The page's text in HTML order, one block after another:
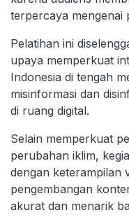
terpercaya mengenai
Pelatihan ini
upaya memperkuat
Indonesia di tengah
misinformasi dan
di ruang digital.
Selain memperkuat
perubahan iklim,
dengan keterampilan
pengembangan
akurat dan menarik